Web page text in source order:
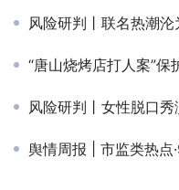
风险研判丨联名热潮沦为“
“唐山烧烤店打人案”保
风险研判丨女性脱口秀演员的
舆情周报 | 市监类热